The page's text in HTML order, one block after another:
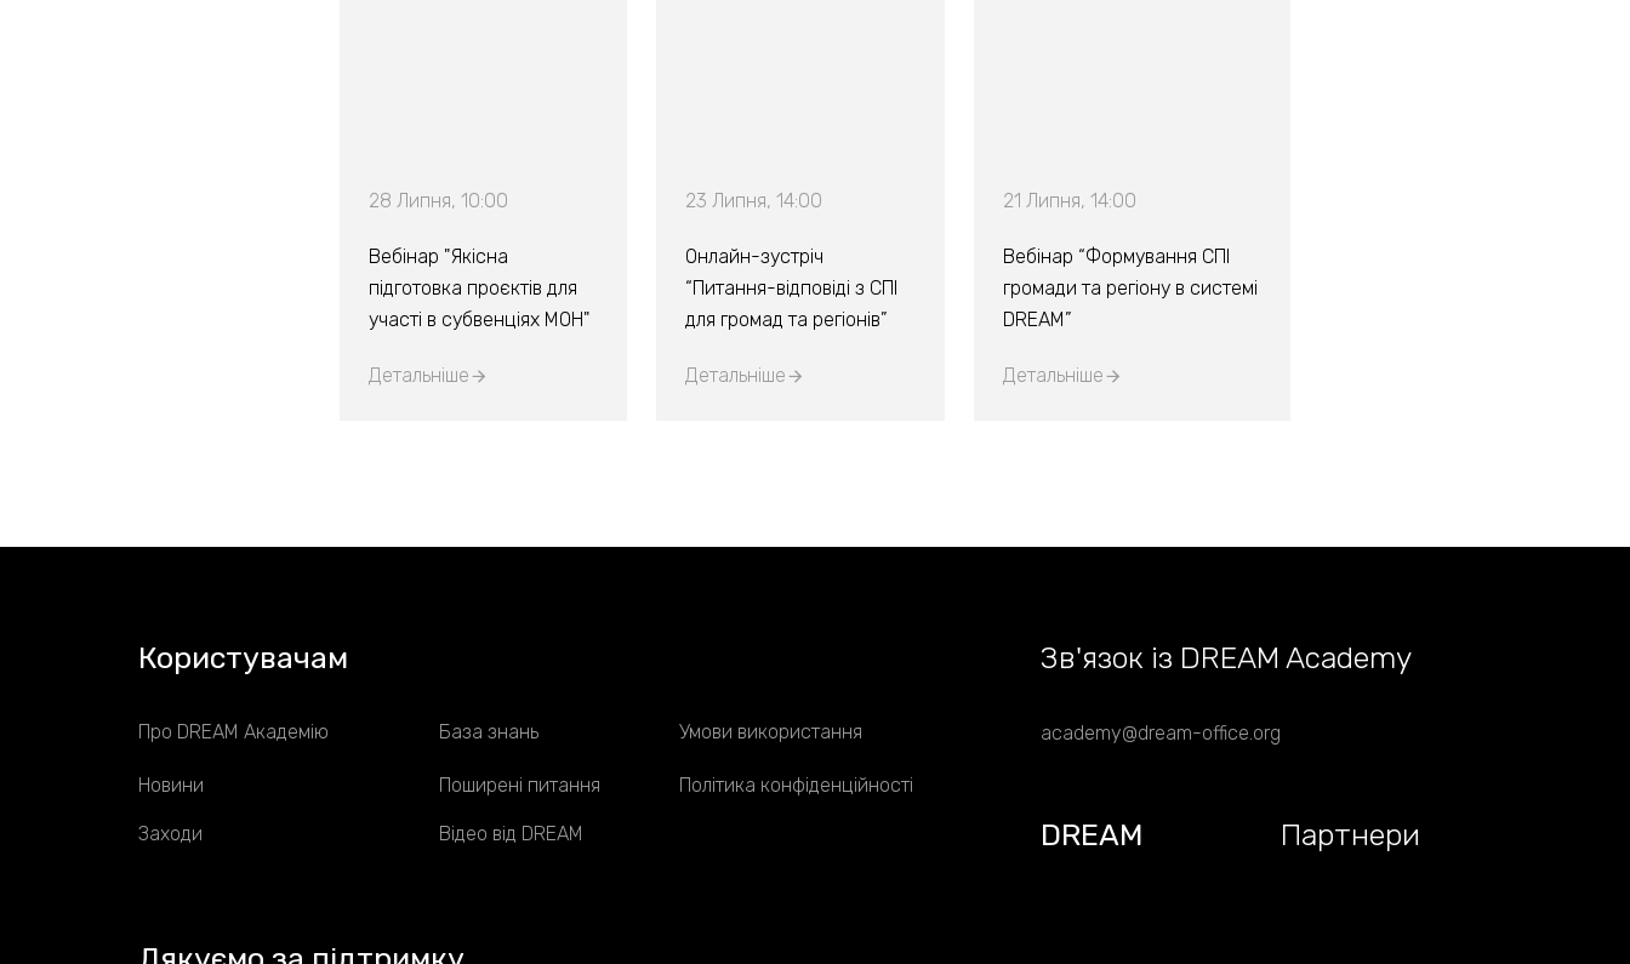
28 Липня, 10:00
Вебінар "Якісна
підготовка проєктів для
участі в субвенціях МОН"
Детальніше
23 Липня, 14:00
Онлайн-зустріч
“Питання-відповіді з СПІ
для громад та регіонів”
Детальніше
21 Липня, 14:00
Вебінар “Формування СПІ
громади та регіону в системі
DREAM”
Детальніше
Користувачам
Про DREAM Академію
Новини
Умови використання
Політика конфіденційності
Заходи
База знань
Поширені питання
Відео від DREAM
academy@dream-office.org
Партнери
DREAM
Зв'язок із DREAM Academy